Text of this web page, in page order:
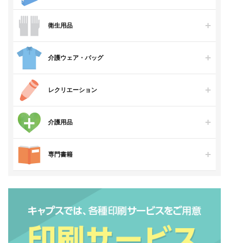
衛生用品
介護ウェア・バッグ
レクリエーション
介護用品
専門書籍